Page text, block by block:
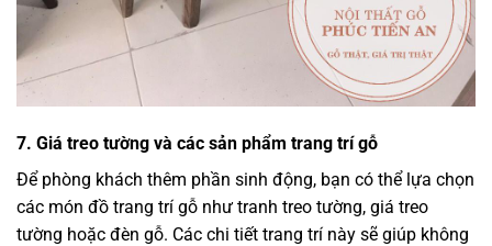
7. Giá treo tường và các sản phẩm trang trí gỗ
Để phòng khách thêm phần sinh động, bạn có thể lựa chọn
các món đồ trang trí gỗ như tranh treo tường, giá treo
tường hoặc đèn gỗ. Các chi tiết trang trí này sẽ giúp không